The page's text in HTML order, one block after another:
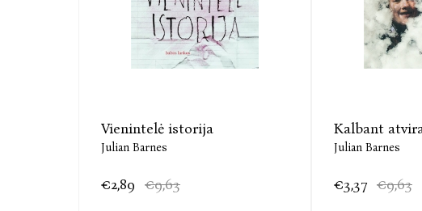
Vienintelė istorija
Julian Barnes
€2,89 €9,63
Kalbant
Julian Barnes
€3,37 €9,63